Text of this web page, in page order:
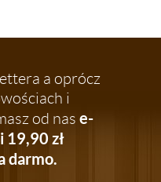
a oprócz
i
od nas e-
19,90 zł
darmo.